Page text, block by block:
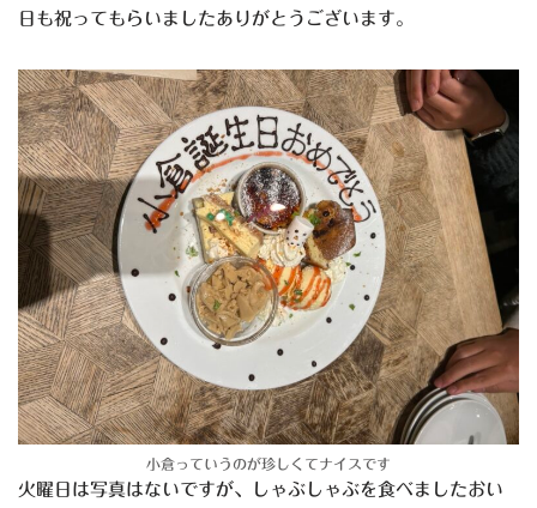
日も祝ってもらいましたありがとうございます。
小倉っていうのが珍しくてナイスです
火曜日は写真はないですが、しゃぶしゃぶを食べましたおい